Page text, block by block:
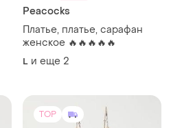
Peacocks
Платье, платье, сарафан
женское 🔥🔥🔥🔥🔥
L и еще 2
TOP